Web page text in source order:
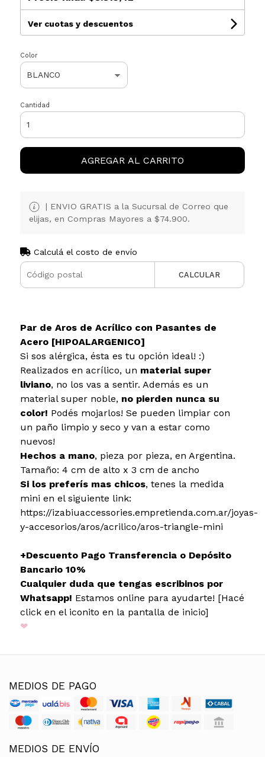
Ver cuotas y descuentos
Color
Cantidad
AGREGAR AL CARRITO
| ENVIO GRATIS a la Sucursal de Correo que
elijas, en Compras Mayores a $74.900.
Calculá el costo de envío
CALCULAR
Par de Aros de Acrílico con Pasantes de
Acero [HIPOALARGENICO]
Si sos alérgica, ésta es tu opción ideal! :)
Realizados en acrílico, un material super
liviano, no los vas a sentir. Además es un
material super noble, no pierden nunca su
color! Podés mojarlos! Se pueden limpiar con
un paño limpio y seco y van a estar como
nuevos!
Hechos a mano, pieza por pieza, en Argentina.
Tamaño: 4 cm de alto x 3 cm de ancho
Si los preferís mas chicos, tenes la medida
mini en el siguiente link:
https://izabiuaccessories.empretienda.com.ar/joyas-
y-accesorios/aros/acrilico/aros-triangle-mini
+Descuento Pago Transferencia o Depósito
Bancario 10%
Cualquier duda que tengas escribinos por
Whatsapp! Estamos online para ayudarte! [Hacé
click en el iconito en la pantalla de inicio]
❤
MEDIOS DE PAGO
MEDIOS DE ENVÍO